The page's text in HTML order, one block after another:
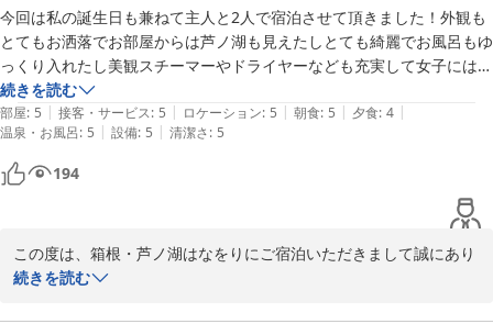
客様にご足労をおかけしたこと、深く反省しております。また、館
内の構造が分かりにくく、ご移動の際に迷わせてしまいましたこ
と、重ねてお詫び申し上げます。いただいたご指摘は、今後の館内
案内やスタッフの接客改善に向けた重要な課題として今後の参考に
させていただきます。
一方で、お食事やアルコール飲み放題のサービスにつきましては、
お喜びいただけたようで大変嬉しく存じます。また、お部屋の露天
風呂のカーテンに関しましても、具体的な改善案をいただきありが
とうございます。より快適にお過ごしいただける空間づくりについ
て、今後の設備検討の参考とさせていただきます。
今回は私の誕生日も兼ねて主人と2人で宿泊させて頂きました！外観も
とてもお洒落でお部屋からは芦ノ湖も見えたしとても綺麗でお風呂もゆ
っくり入れたし美観スチーマーやドライヤーなども充実して女子にはあ
りがたいです食事も美味しかったし何より飲み放題のアルコールも種類
が豊富で満足でした。スタッフさんも写真を撮ってくれたり対応も良く
て又ぜひ行きたいと思っています。
続きを読む
部屋: 5 | 接客・サービス: 5 | ロケーション: 5 | 朝食: 5 | 夕食: 4 |
温泉・お風呂: 5 | 設備: 5 | 清潔さ: 5
194
この度は、箱根・芦ノ湖はなをりにご宿泊いただきまして誠にあり
がとうございます。
じます。ビュッフェの内容は季節に応じて変わりますので、次回お
続きを読む